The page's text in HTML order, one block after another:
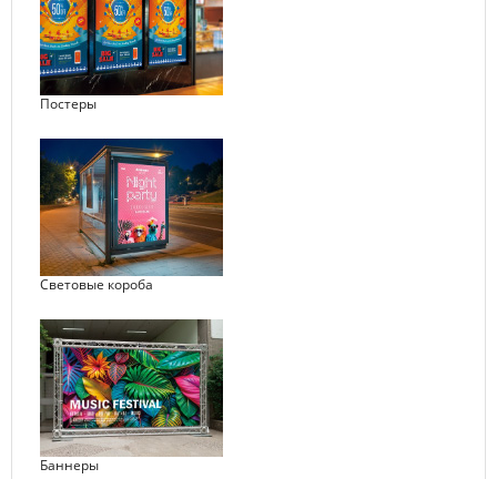
Постеры
Световые короба
Баннеры